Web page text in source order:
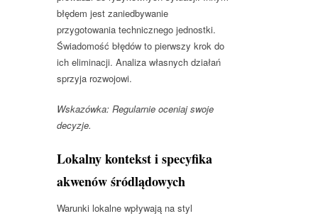
błędem jest zaniedbywanie
przygotowania technicznego jednostki.
Świadomość błędów to pierwszy krok do
ich eliminacji. Analiza własnych działań
sprzyja rozwojowi.
Wskazówka: Regularnie oceniaj swoje
decyzje.
Lokalny kontekst i specyfika
akwenów śródlądowych
Warunki lokalne wpływają na styl